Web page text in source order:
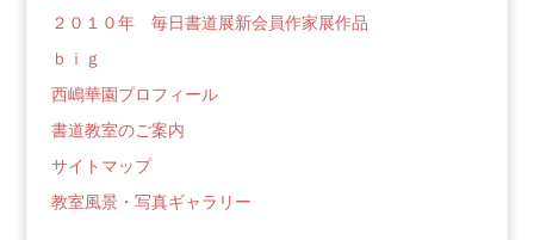
２０１０年 毎日書道展新会員作家展作品
ｂｉｇ
西嶋華園プロフィール
書道教室のご案内
サイトマップ
教室風景・写真ギャラリー